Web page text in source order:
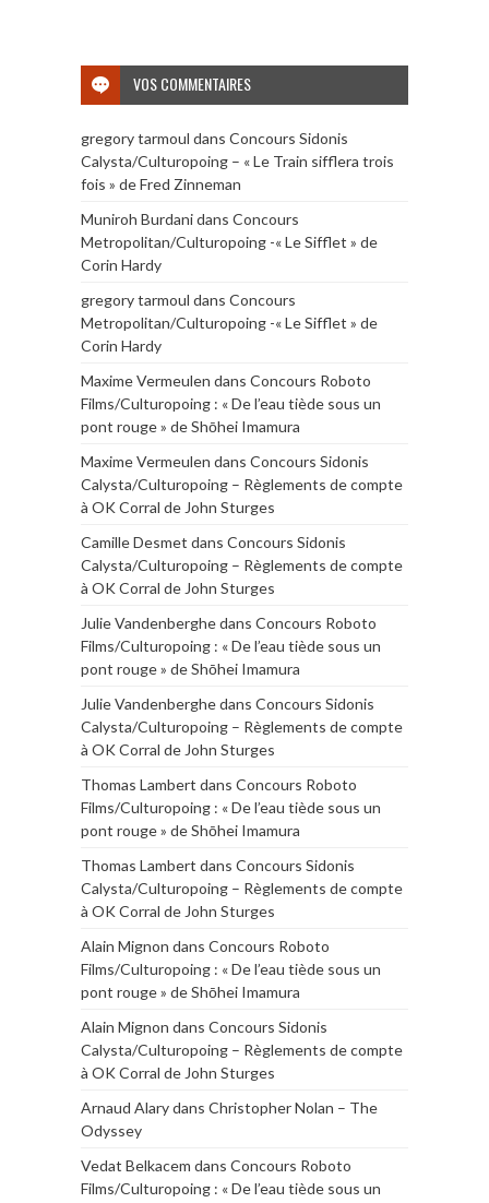
VOS COMMENTAIRES
gregory tarmoul dans Concours Sidonis
Calysta/Culturopoing – « Le Train sifflera trois
fois » de Fred Zinneman
Muniroh Burdanidans Concours
Metropolitan/Culturopoing -« Le Sifflet » de
Corin Hardy
gregory tarmoul dans Concours
Metropolitan/Culturopoing -« Le Sifflet » de
Corin Hardy
Maxime Vermeulen dans Concours Roboto
Films/Culturopoing : « De l’eau tiède sous un
pont rouge » de Shōhei Imamura
Maxime Vermeulen dans Concours Sidonis
Calysta/Culturopoing – Règlements de compte
à OK Corral de John Sturges
Camille Desmet dans Concours Sidonis
Calysta/Culturopoing – Règlements de compte
à OK Corral de John Sturges
Julie Vandenberghedans Concours Roboto
Films/Culturopoing : « De l’eau tiède sous un
pont rouge » de Shōhei Imamura
Julie Vandenberghedans Concours Sidonis
Calysta/Culturopoing – Règlements de compte
à OK Corral de John Sturges
Thomas Lambert dans Concours Roboto
Films/Culturopoing : « De l’eau tiède sous un
pont rouge » de Shōhei Imamura
Thomas Lambert dans Concours Sidonis
Calysta/Culturopoing – Règlements de compte
à OK Corral de John Sturges
Alain Mignon dans Concours Roboto
Films/Culturopoing : « De l’eau tiède sous un
pont rouge » de Shōhei Imamura
Alain Mignon dans Concours Sidonis
Calysta/Culturopoing – Règlements de compte
à OK Corral de John Sturges
Arnaud Alarydans Christopher Nolan – The
Odyssey
Vedat Belkacem dans Concours Roboto
Films/Culturopoing : « De l’eau tiède sous un